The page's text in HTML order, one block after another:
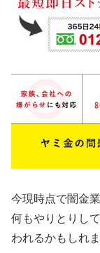
今現時点で闇金
何もやりとりし
われるかもしれま